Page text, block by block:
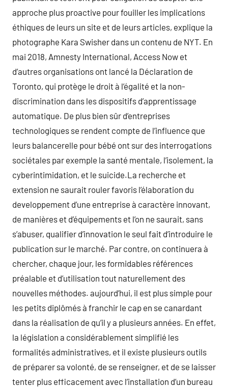
approche plus proactive pour fouiller les implications
éthiques de leurs un site et de leurs articles, explique la
photographe Kara Swisher dans un contenu de NYT. En
mai 2018, Amnesty International, Access Now et
d’autres organisations ont lancé la Déclaration de
Toronto, qui protège le droit à l’égalité et la non-
discrimination dans les dispositifs d’apprentissage
automatique. De plus bien sûr d’entreprises
technologiques se rendent compte de l’influence que
leurs balancerelle pour bébé ont sur des interrogations
sociétales par exemple la santé mentale, l’isolement, la
cyberintimidation, et le suicide.La recherche et
extension ne saurait rouler favoris l’élaboration du
developpement d’une entreprise à caractère innovant,
de manières et d’équipements et l’on ne saurait, sans
s’abuser, qualifier d’innovation le seul fait d’introduire le
publication sur le marché. Par contre, on continuera à
chercher, chaque jour, les formidables références
préalable et d’utilisation tout naturellement des
nouvelles méthodes. aujourd’hui, il est plus simple pour
les petits diplômés à franchir le cap en se canardant
dans la réalisation de qu’il y a plusieurs années. En effet,
la législation a considérablement simplifié les
formalités administratives, et il existe plusieurs outils
de préparer sa volonté, de se renseigner, et de se laisser
tenter plus efficacement avec l’installation d’un bureau